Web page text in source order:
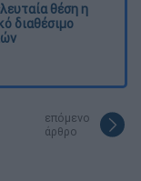
θέση η
διαθέσιμο
επόμενο
άρθρο